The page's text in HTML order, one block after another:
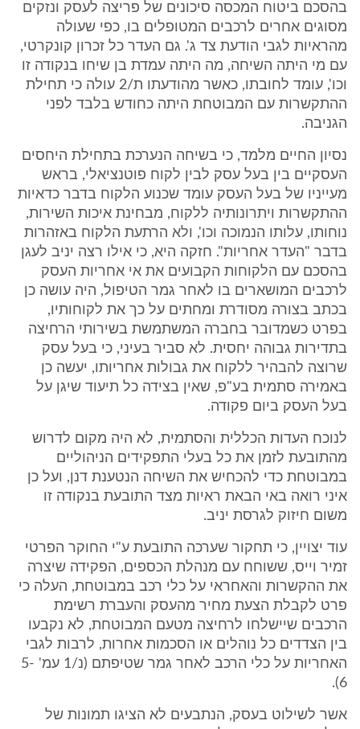
בהסכם ביטוח המכסה סיכונים של פריצה לעסק ונזקים
מסוגים אחרים לרכבים המטופלים בו, כפי שעולה
מהראיות לגבי הודעת צד ג'. גם העדר כל זכרון קונקרטי,
עם מי היתה השיחה, מה היתה עמדת בן שיחו בנקודה זו
וכו', עומד לחובתו, כאשר מהודעתו ת/2 עולה כי תחילת
ההתקשרות עם המבוטחת היתה כחודש בלבד לפני
הגניבה.
נסיון החיים מלמד, כי בשיחה הנערכת בתחילת היחסים
העסקיים בין בעל עסק לבין לקוח פוטנציאלי, בראש
מעייניו של בעל העסק עומד שכנוע הלקוח בדבר כדאיות
ההתקשרות ויתרונותיה ללקוח, מבחינת איכות השירות,
נוחותו, עלותו הנמוכה וכו', ולא הרתעת הלקוח באזהרות
בדבר "העדר אחריות". חזקה היא, כי אילו רצה יניב לעגן
בהסכם עם הלקוחות הקבועים את אי אחריות העסק
לרכבים המושארים בו לאחר גמר הטיפול, היה עושה כן
בכתב בצורה מסודרת ומחתים על כך את לקוחותיו,
בפרט כשמדובר בחברה המשתמשת בשירותי הרחיצה
בתדירות גבוהה יחסית. לא סביר בעיני, כי בעל עסק
שרוצה להבהיר ללקוח את גבולות אחריותו, יעשה כן
באמירה סתמית בע"פ, שאין בצידה כל תיעוד שיגן על
בעל העסק ביום פקודה.
לנוכח העדות הכללית והסתמית, לא היה מקום לדרוש
מהתובעת לזמן את כל בעלי התפקידים הניהוליים
במבוטחת כדי להכחיש את השיחה הנטענת דנן, ועל כן
איני רואה באי הבאת ראיות מצד התובעת בנקודה זו
משום חיזוק לגרסת יניב.
עוד יצויין, כי תחקור שערכה התובעת ע"י החוקר הפרטי
זמיר וייס, ששוחח עם מנהלת הכספים, הפקידה שיצרה
את ההקשרות והאחראי על כלי רכב במבוטחת, העלה כי
פרט לקבלת הצעת מחיר מהעסק והעברת רשימת
הרכבים שיישלחו לרחיצה מטעם המבוטחת, לא נקבעו
בין הצדדים כל נוהלים או הסכמות אחרות, לרבות לגבי
האחריות על כלי הרכב לאחר גמר שטיפתם (נ/1 עמ' 5-
6).
אשר לשילוט בעסק, הנתבעים לא הציגו תמונות של